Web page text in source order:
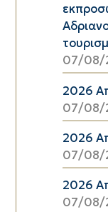
07/08/
2026
07/08/
2026
07/08/
2026
07/08/